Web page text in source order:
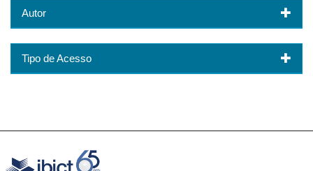
Autor
Tipo de Acesso